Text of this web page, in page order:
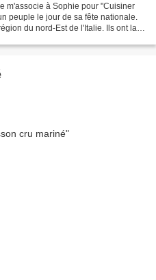
m'associe à Sophie pour "Cuisiner
peuple le jour de sa fête nationale.
du nord-Est de l'Italie. Ils ont la